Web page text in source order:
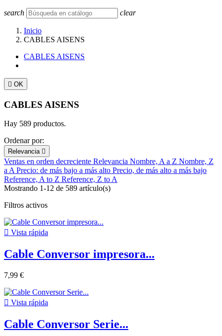
search clear
Inicio
CABLES AISENS
CABLES AISENS
 OK
CABLES AISENS
Hay 589 productos.
Ordenar por:
Relevancia 
Ventas en orden decreciente Relevancia Nombre, A a Z Nombre, Z
a APrecio: de más bajo a más alto Precio, de más alto a más bajo
Reference, A to Z Reference, Z to A
Mostrando 1-12 de 589 artículo(s)
Filtros activos
 Vista rápida
Cable Conversor impresora...
7,99 €
 Vista rápida
Cable Conversor Serie...